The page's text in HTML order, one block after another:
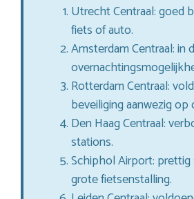
Utrecht Centraal: goed
fiets of auto.
Amsterdam Centraal: in
Rotterdam Centraal:
beveiliging aanwezig op
Den Haag Centraal:
stations.
Schiphol Airport:
grote fietsenstalling.